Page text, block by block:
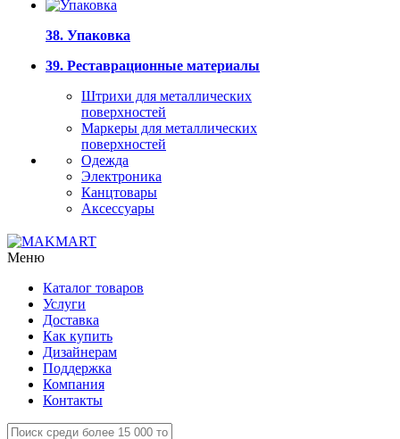
38. Упаковка
39. Реставрационные материалы
Штрихи для металлических
поверхностей
Маркеры для металлических
поверхностей
Одежда
Электроника
Канцтовары
Аксессуары
Меню
Каталог товаров
Услуги
Доставка
Как купить
Дизайнерам
Поддержка
Компания
Контакты